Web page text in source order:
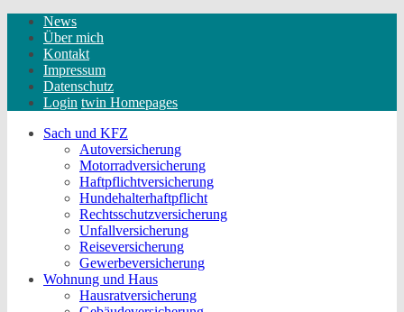
News
Über mich
Kontakt
Impressum
Datenschutz
Login twin Homepages
Sach und KFZ
Autoversicherung
Motorradversicherung
Haftpflichtversicherung
Hundehalterhaftpflicht
Rechtsschutzversicherung
Unfallversicherung
Reiseversicherung
Gewerbeversicherung
Wohnung und Haus
Hausratversicherung